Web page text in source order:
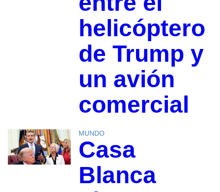
helicóptero
de Trump y
un avión
comercial
MUNDO
Casa
Blanca